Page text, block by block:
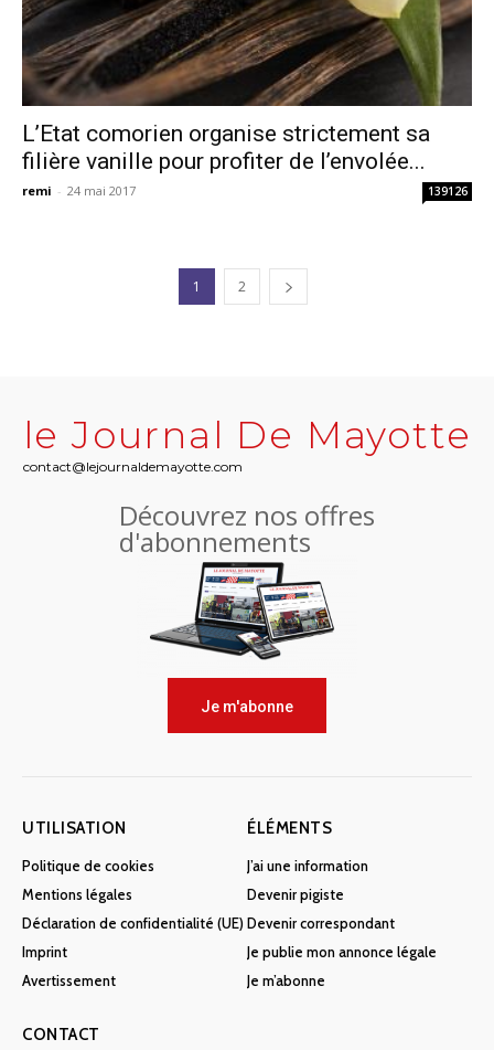
L’Etat comorien organise strictement sa
filière vanille pour profiter de l’envolée...
remi - 24 mai 2017 139126
1 2
le Journal De Mayotte
contact@lejournaldemayotte.com
Découvrez nos offres
d'abonnements
Je m'abonne
UTILISATION
Politique de cookies
Mentions légales
Déclaration de confidentialité (UE)
Imprint
Avertissement
ÉLÉMENTS
J’ai une information
Devenir pigiste
Devenir correspondant
Je publie mon annonce légale
Je m’abonne
CONTACT